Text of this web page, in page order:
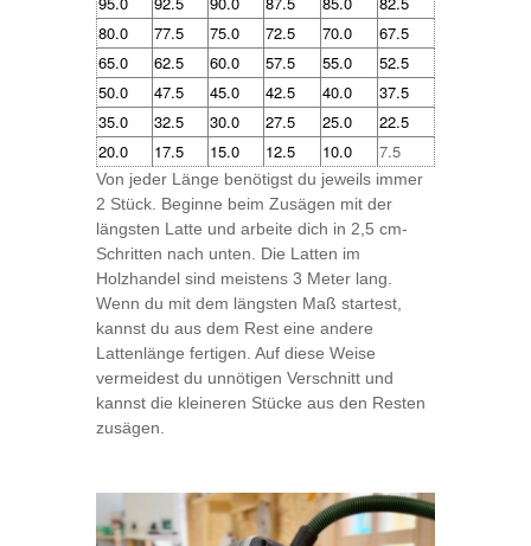
80.0
77.5 75.0 72.5 70.0
67.5
65.0
62.5 60.0 57.5 55.0
52.5
50.0
47.5 45.0 42.5 40.0
37.5
35.0
32.5 30.0 27.5 25.0
22.5
20.0
17.5 15.0 12.5 10.0 7.5
Von jeder Länge benötigst du jeweils immer
2 Stück. Beginne beim Zusägen mit der
längsten Latte und arbeite dich in 2,5 cm-
Schritten nach unten. Die Latten im
Holzhandel sind meistens 3 Meter lang.
Wenn du mit dem längsten Maß startest,
kannst du aus dem Rest eine andere
Lattenlänge fertigen. Auf diese Weise
vermeidest du unnötigen Verschnitt und
kannst die kleineren Stücke aus den Resten
zusägen.